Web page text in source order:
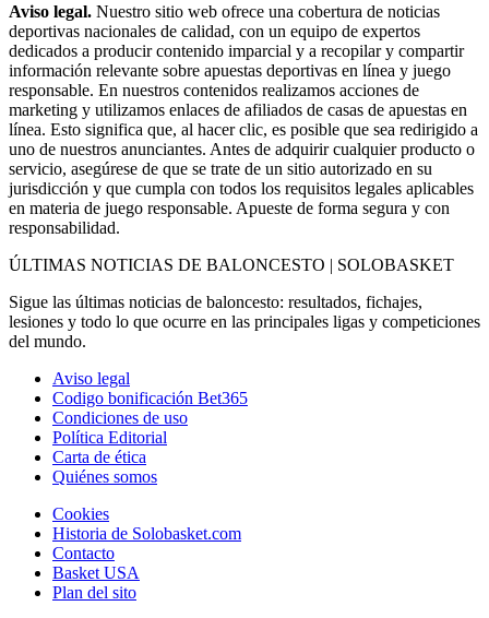
Aviso legal. Nuestro sitio web ofrece una cobertura de noticias
deportivas nacionales de calidad, con un equipo de expertos
dedicados a producir contenido imparcial y a recopilar y compartir
información relevante sobre apuestas deportivas en línea y juego
responsable. En nuestros contenidos realizamos acciones de
marketing y utilizamos enlaces de afiliados de casas de apuestas en
línea. Esto significa que, al hacer clic, es posible que sea redirigido a
uno de nuestros anunciantes. Antes de adquirir cualquier producto o
servicio, asegúrese de que se trate de un sitio autorizado en su
jurisdicción y que cumpla con todos los requisitos legales aplicables
en materia de juego responsable. Apueste de forma segura y con
responsabilidad.
ÚLTIMAS NOTICIAS DE BALONCESTO | SOLOBASKET
Sigue las últimas noticias de baloncesto: resultados, fichajes,
lesiones y todo lo que ocurre en las principales ligas y competiciones
del mundo.
Aviso legal
Codigo bonificación Bet365
Condiciones de uso
Política Editorial
Carta de ética
Quiénes somos
Cookies
Historia de Solobasket.com
Contacto
Basket USA
Plan del sito